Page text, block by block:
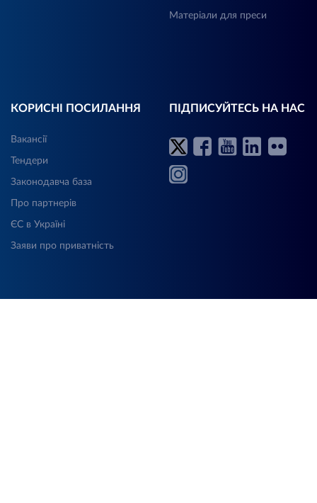
Матеріали для преси
КОРИСНІ ПОСИЛАННЯ
Вакансії
Тендери
Законодавча база
Про партнерів
ЄС в Україні
Заяви про приватність
ПІДПИСУЙТЕСЬ НА НАС